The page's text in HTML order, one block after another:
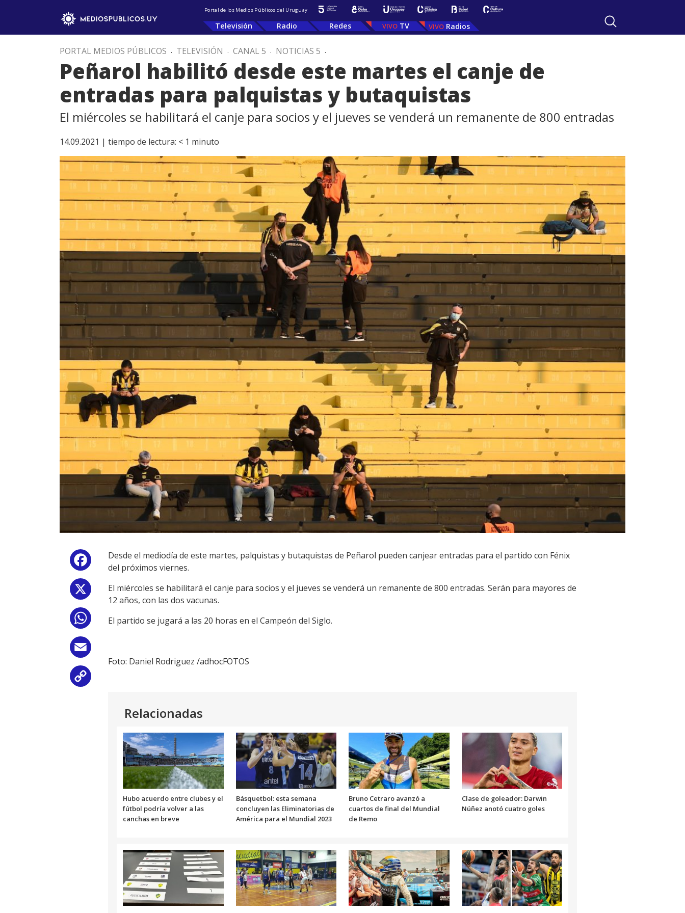
Portal de los Medios Públicos del Uruguay
Televisión Radio Redes TV Radios
PORTAL MEDIOS PÚBLICOS . TELEVISIÓN . CANAL 5 . NOTICIAS 5 .
Peñarol habilitó desde este martes el canje de
entradas para palquistas y butaquistas
El miércoles se habilitará el canje para socios y el jueves se venderá un remanente de 800 entradas
14.09.2021 | tiempo de lectura: < 1 minuto
Facebook
WhatsApp
Desde el mediodía de este martes, palquistas y butaquistas de Peñarol pueden canjear entradas para el partido con Fénix
del próximos viernes.
El miércoles se habilitará el canje para socios y el jueves se venderá un remanente de 800 entradas. Serán para mayores de
12 años, con las dos vacunas.
El partido se jugará a las 20 horas en el Campeón del Siglo.
Foto: Daniel Rodriguez /adhocFOTOS
Relacionadas
Hubo acuerdo entre clubes y el
fútbol podría volver a las
canchas en breve
Básquetbol: esta semana
concluyen las Eliminatorias de
América para el Mundial 2023
Bruno Cetraro avanzó a
cuartos de final del Mundial
de Remo
Clase de goleador: Darwin
Núñez anotó cuatro goles